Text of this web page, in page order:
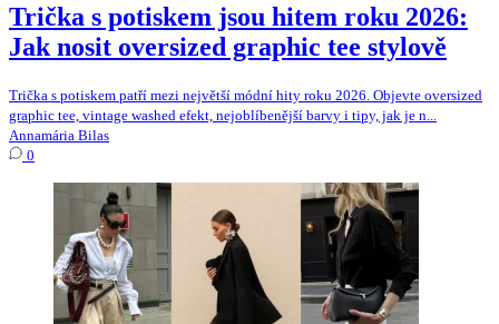
Trička s potiskem jsou hitem roku 2026:
Jak nosit oversized graphic tee stylově
Trička s potiskem patří mezi největší módní hity roku 2026. Objevte oversized
graphic tee, vintage washed efekt, nejoblíbenější barvy i tipy, jak je n...
Annamária Bilas
0